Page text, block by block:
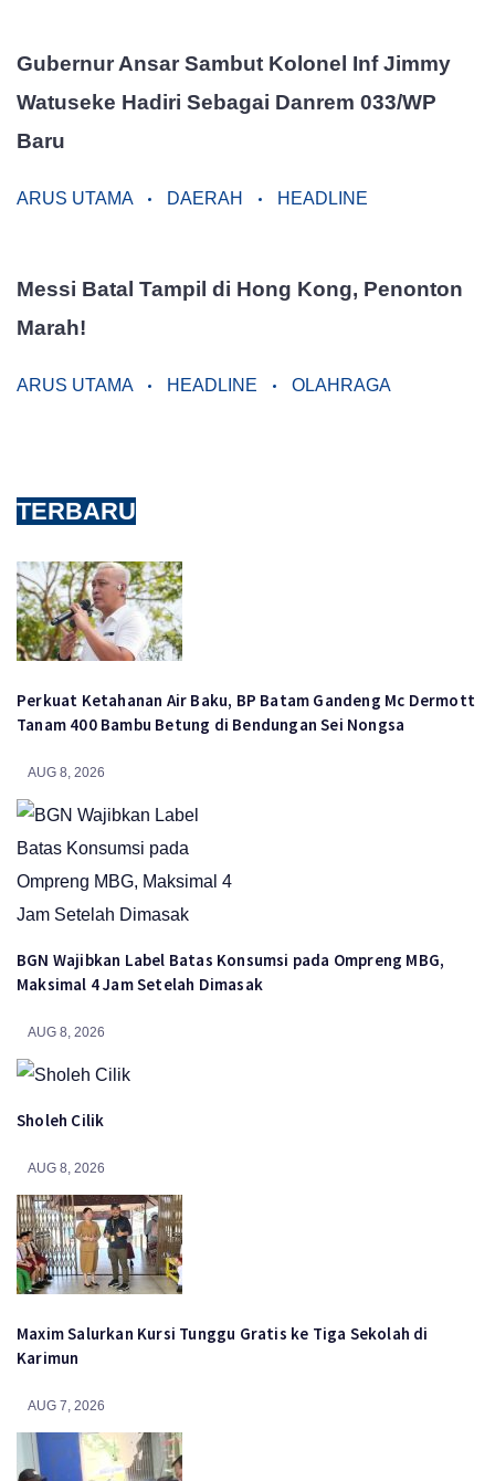
Gubernur Ansar Sambut Kolonel Inf Jimmy
Watuseke Hadiri Sebagai Danrem 033/WP
Baru
ARUS UTAMA DAERAH HEADLINE
Messi Batal Tampil di Hong Kong, Penonton
Marah!
ARUS UTAMA HEADLINE OLAHRAGA
TERBARU
Perkuat Ketahanan Air Baku, BP Batam Gandeng Mc Dermott
Tanam 400 Bambu Betung di Bendungan Sei Nongsa
AUG 8, 2026
BGN Wajibkan Label Batas Konsumsi pada Ompreng MBG,
Maksimal 4 Jam Setelah Dimasak
AUG 8, 2026
Sholeh Cilik
AUG 8, 2026
Maxim Salurkan Kursi Tunggu Gratis ke Tiga Sekolah di
Karimun
AUG 7, 2026